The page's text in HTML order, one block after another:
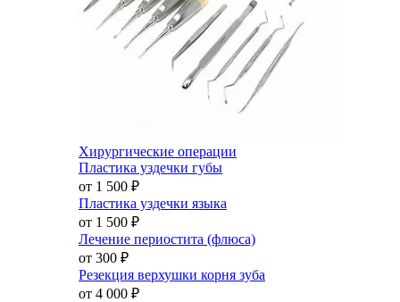
Хирургические операции
Пластика уздечки губы
от 1 500 ₽
Пластика уздечки языка
от 1 500 ₽
Лечение периостита (флюса)
от 300 ₽
Резекция верхушки корня зуба
от 4 000 ₽